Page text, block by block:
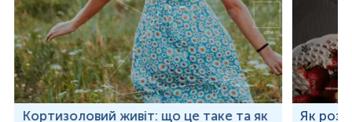
Кортизоловий живіт: що це таке та як
Як